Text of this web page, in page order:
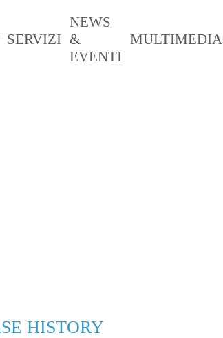
SERVIZI
NEWS
&
EVENTI
MULTIMEDIA
HISTORY